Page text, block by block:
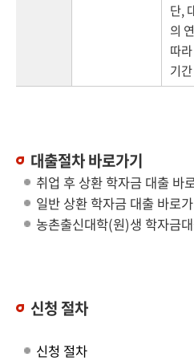
단,
의
따
기
대출절차 바로가기
취업 후 상환 학자금 대출 바
일반 상환 학자금 대출 바로
농촌출신대학(원)생 학자금
신청 절차
신청 절차